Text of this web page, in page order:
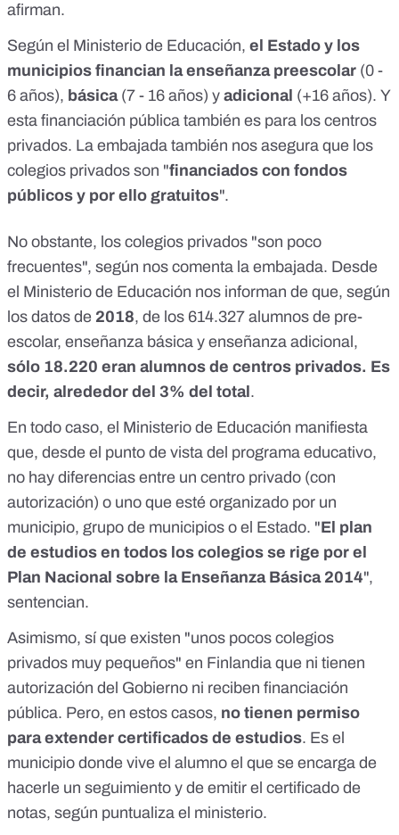
afirman.
Según el Ministerio de Educación, el Estado y los
municipios financian la enseñanza preescolar (0 -
6 años), básica(7 - 16 años) y adicional (+16 años). Y
esta financiación pública también es para los centros
privados. La embajada también nos asegura que los
colegios privados son "financiados con fondos
públicos y por ello gratuitos".
No obstante, los colegios privados "son poco
frecuentes", según nos comenta la embajada. Desde
el Ministerio de Educación nos informan de que, según
los datos de 2018, de los 614.327 alumnos de pre-
escolar, enseñanza básica y enseñanza adicional,
sólo 18.220 eran alumnos de centros privados. Es
decir, alrededor del 3% del total .
En todo caso, el Ministerio de Educación manifiesta
que, desde el punto de vista del programa educativo,
no hay diferencias entre un centro privado (con
autorización) o uno que esté organizado por un
municipio, grupo de municipios o el Estado. "El plan
de estudios en todos los colegios se rige por el
Plan Nacional sobre la Enseñanza Básica 2014",
sentencian.
Asimismo, sí que existen "unos pocos colegios
privados muy pequeños" en Finlandia que ni tienen
autorización del Gobierno ni reciben financiación
pública. Pero, en estos casos, no tienen permiso
para extender certificados de estudios. Es el
municipio donde vive el alumno el que se encarga de
hacerle un seguimiento y de emitir el certificado de
notas, según puntualiza el ministerio.